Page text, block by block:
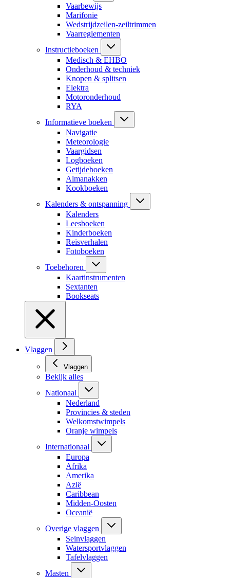
Vaarbewijs
Marifonie
Wedstrijdzeilen-zeiltrimmen
Vaarreglementen
Instructieboeken
Medisch & EHBO
Onderhoud & techniek
Knopen & splitsen
Elektra
Motoronderhoud
RYA
Informatieve boeken
Navigatie
Meteorologie
Vaargidsen
Logboeken
Getijdeboeken
Almanakken
Kookboeken
Kalenders & ontspanning
Kalenders
Leesboeken
Kinderboeken
Reisverhalen
Fotoboeken
Toebehoren
Kaartinstrumenten
Sextanten
Bookseats
Vlaggen
Vlaggen
Bekijk alles
Nationaal
Nederland
Provincies & steden
Welkomstwimpels
Oranje wimpels
Internationaal
Europa
Afrika
Amerika
Azië
Caribbean
Midden-Oosten
Oceanië
Overige vlaggen
Seinvlaggen
Watersportvlaggen
Tafelvlaggen
Masten